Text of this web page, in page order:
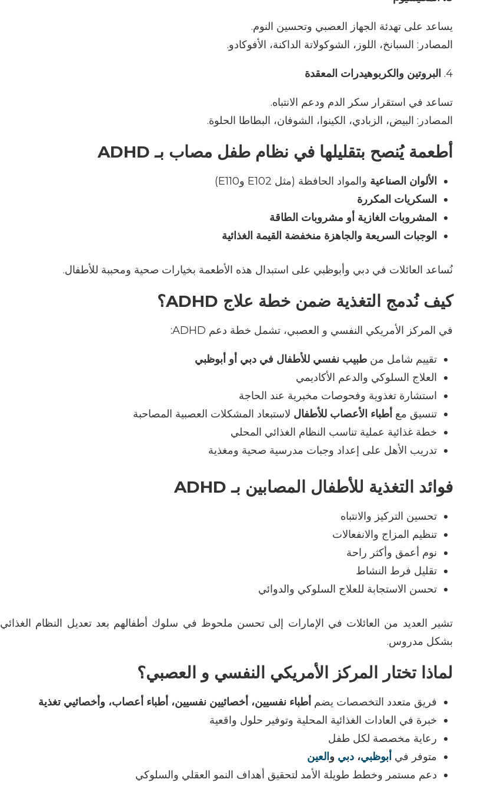
يساعد على تهدئة الجهاز العصبي وتحسين النوم.
المصادر : السبانخ، اللوز، الشوكولاتة الداكنة، الأفوكادو.
4. البروتين والكربوهيدرات المعقدة
تساعد في استقرار سكر الدم ودعم الانتباه.
المصادر : البيض، الزبادي، الكينوا، الشوفان، البطاطا الحلوة.
أطعمة يُنصح بتقليلها في نظام طفل مصاب بـADHD
الألوان الصناعية والمواد الحافظة (مثل وE110)
السكريات المكررة
المشروبات الغازية أو مشروبات الطاقة
الوجبات السريعة والجاهزة منخفضة القيمة الغذائية
نُساعد العائلات في دبي وأبوظبي على استبدال هذه الأطعمة بخيارات صحية ومحببة للأطفال.
كيف نُدمج التغذية ضمن خطة علاج ؟
في المركز الأمريكي النفسي و العصبي، تشمل خطة دعم
تقييم شامل من طبيب نفسي للأطفال في دبي أو أبوظبي
العلاج السلوكي والدعم الأكاديمي
استشارة تغذوية وفحوصات مخبرية عند الحاجة
تنسيق مع أطباء الأعصاب للأطفال لاستبعاد المشكلات العصبية المصاحبة
خطة غذائية عملية تناسب النظام الغذائي المحلي
تدريب الأهل على إعداد وجبات مدرسية صحية ومغذية
فوائد التغذية للأطفال المصابين بـADHD
تحسين التركيز والانتباه
تنظيم المزاج والانفعالات
نوم أعمق وأكثر راحة
تقليل فرط النشاط
تحسن الاستجابة للعلاج السلوكي والدوائي
تشير العديد من العائلات في الإمارات إلى تحسن ملحوظ في سلوك أطفالهم بعد تعديل النظام الغذائي
بشكل مدروس.
لماذا تختار المركز الأمريكي النفسي و العصبي؟
فريق متعدد التخصصات يضم أطباء نفسيين، أخصائيين نفسيين، أطباء أعصاب، وأخصائيي تغذية
خبرة في العادات الغذائية المحلية وتوفير حلول واقعية
رعاية مخصصة لكل طفل
متوفر في أبوظبي، دبي و العين
دعم مستمر وخطط طويلة الأمد لتحقيق أهداف النمو العقلي والسلوكي